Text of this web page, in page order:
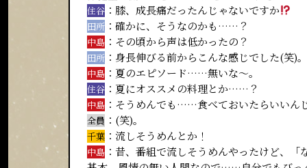
住谷 ：膝、成長痛だったんじゃないですか
田所 ：確かに、そうなのかも……？
中島 ：その頃から声は低かったの？
田所 ：身長伸びる前からこんな感じでした(笑)。
中島 ：夏のエピソード……無いな～。
住谷 ：夏にオススメの料理とか……？
中島 ：そうめんでも……食べておいたらいいん
全員 ：(笑)。
千葉 ：流しそうめんとか！
中島 ：昔、番組で流しそうめんやったけど、